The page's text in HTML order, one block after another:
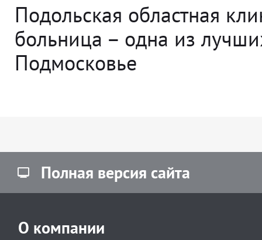
Подольская областная
больница – одна из
Подмосковье
Полная версия сайта
О компании